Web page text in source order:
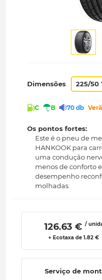
Dimensões 225/50
C B 70 db
Os pontos fortes:
Este é o pneu de
HANKOOK para
uma condução
menos de conforto
desempenho
molhadas.
126.63 € /
+ Ecotaxa de 1.82 €
Serviço de